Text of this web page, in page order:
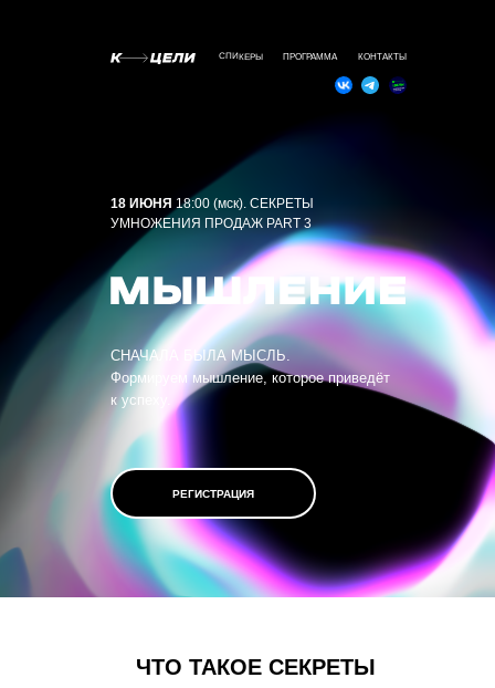
ПРОГРАММА
СПИКЕРЫ КОНТАКТЫ
18 ИЮНЯ 18:00 (мск). СЕКРЕТЫ
УМНОЖЕНИЯ ПРОДАЖ PART 3
РЕГИСТРАЦИЯ
СНАЧАЛА БЫЛА МЫСЛЬ.
Формируем мышление, которое приведёт
к успеху.
ЧТО ТАКОЕ СЕКРЕТЫ